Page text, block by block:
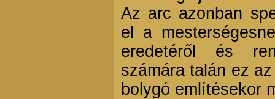
Az arc azonban
el a
eredetéről és
számára talán ez
bolygó említésekor